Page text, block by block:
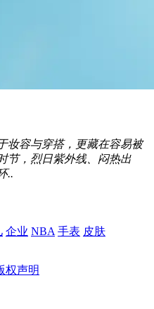
妆容与穿搭，更藏在容易被
节，烈日紫外线、闷热出
..
企业 NBA 手表 皮肤
权声明